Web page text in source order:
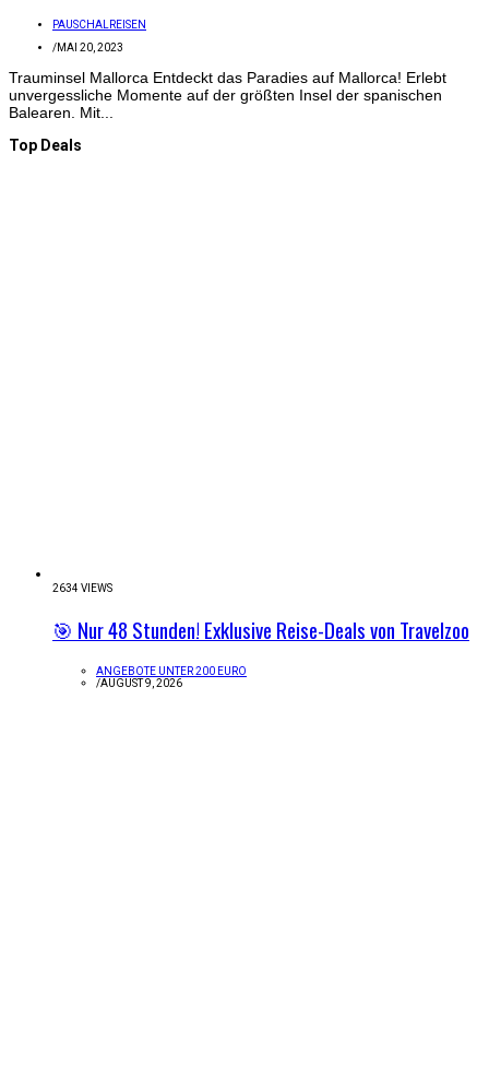
PAUSCHALREISEN
/MAI 20, 2023
Trauminsel Mallorca Entdeckt das Paradies auf Mallorca! Erlebt
unvergessliche Momente auf der größten Insel der spanischen
Balearen. Mit...
Top Deals
2634 VIEWS
🎯 Nur 48 Stunden! Exklusive Reise-Deals von Travelzoo
ANGEBOTE UNTER 200 EURO
/AUGUST 9, 2026